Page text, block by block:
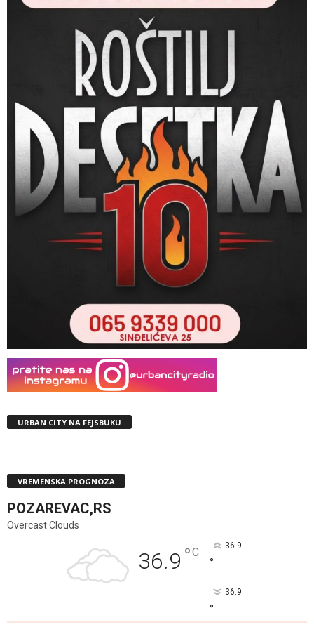
URBAN CITY NA FEJSBUKU
VREMENSKA PROGNOZA
POZAREVAC,RS
Overcast Clouds
36.9 °C 36.9
°
36.9
°